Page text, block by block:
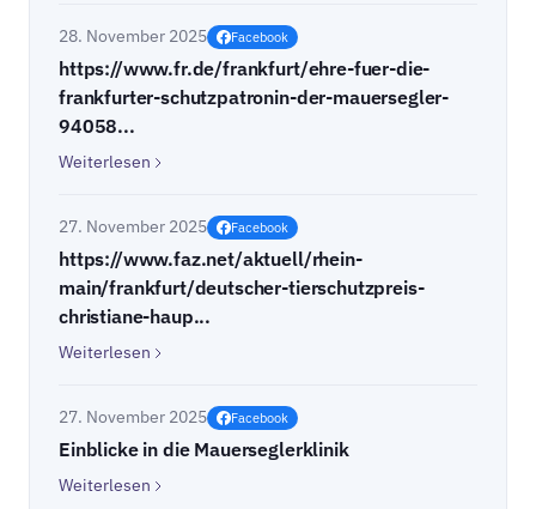
28. November 2025 Facebook
https://www.fr.de/frankfurt/ehre-fuer-die-
frankfurter-schutzpatronin-der-mauersegler-
94058...
Weiterlesen
27. November 2025 Facebook
https://www.faz.net/aktuell/rhein-
main/frankfurt/deutscher-tierschutzpreis-
christiane-haup...
Weiterlesen
27. November 2025 Facebook
Einblicke in die Mauerseglerklinik
Weiterlesen